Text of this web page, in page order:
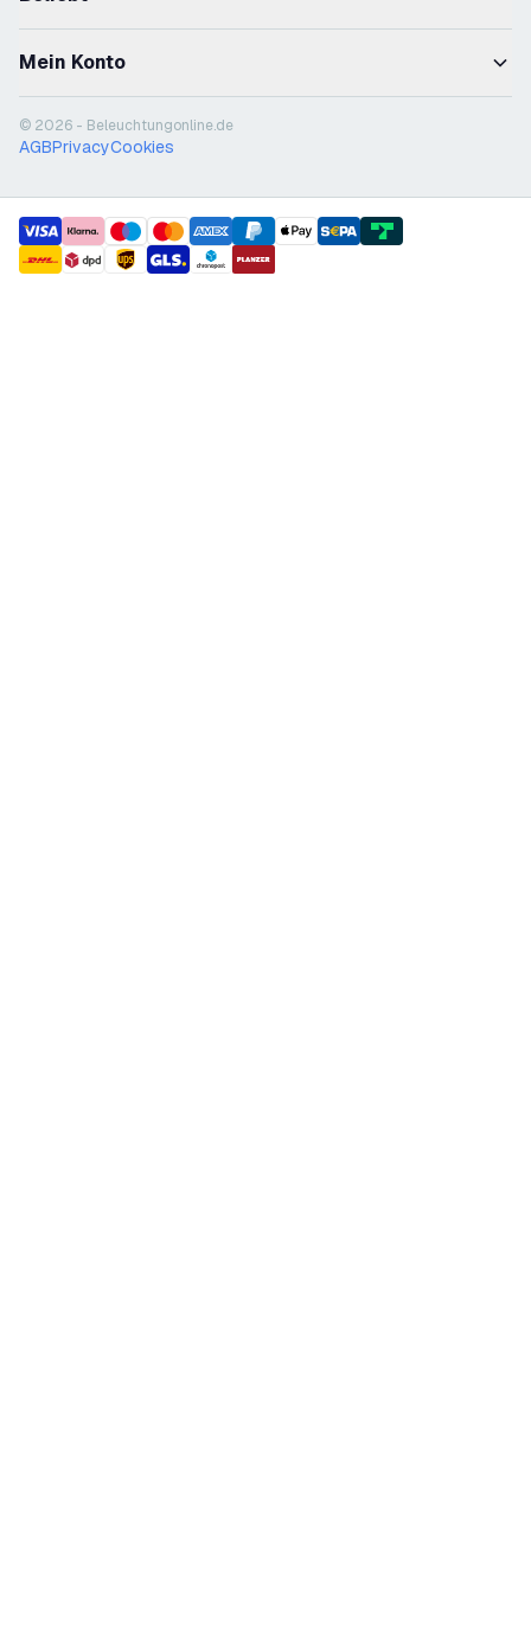
Mein Konto
© 2026 - Beleuchtungonline.de
AGBPrivacyCookies
payment methods
shipment methods